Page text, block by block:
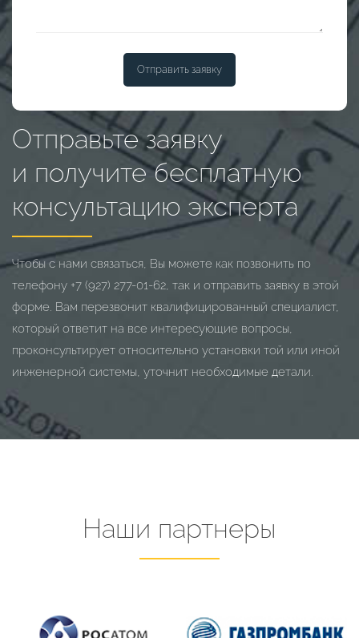
Отправить заявку
Отправьте заявку
и получите бесплатную
консультацию эксперта
Чтобы с нами связаться, Вы можете как позвонить по
телефону +7 (927) 277-01-62, так и отправить заявку в этой
форме. Вам перезвонит квалифицированный специалист,
который ответит на все интересующие вопросы,
проконсультирует относительно установки той или иной
инженерной системы, уточнит необходимые детали.
Наши партнеры